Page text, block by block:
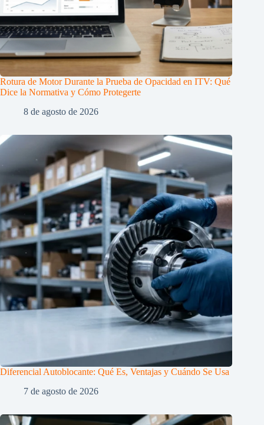
Rotura de Motor Durante la Prueba de Opacidad en ITV: Qué
Dice la Normativa y Cómo Protegerte
8 de agosto de 2026
Diferencial Autoblocante: Qué Es, Ventajas y Cuándo Se Usa
7 de agosto de 2026